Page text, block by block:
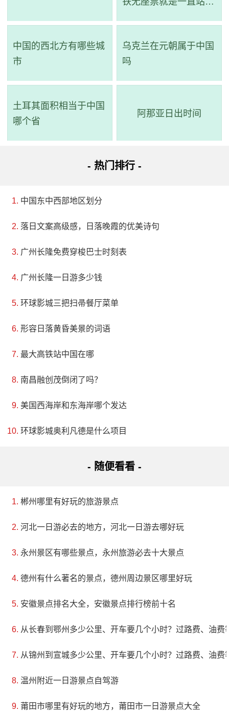
中国的西北方有哪些城
市
乌克兰在元朝属于中国
吗
土耳其面积相当于中国
哪个省
阿那亚日出时间
- 热门排行 -
中国东中西部地区划分
落日文案高级感，日落晚霞的优美诗句
广州长隆免费穿梭巴士时刻表
广州长隆一日游多少钱
环球影城三把扫帚餐厅菜单
形容日落黄昏美景的词语
最大高铁站中国在哪
南昌融创茂倒闭了吗？
美国西海岸和东海岸哪个发达
环球影城奥利凡德是什么项目
- 随便看看 -
郴州哪里有好玩的旅游景点
河北一日游必去的地方，河北一日游去哪好玩
永州景区有哪些景点，永州旅游必去十大景点
德州有什么著名的景点，德州周边景区哪里好玩
安徽景点排名大全，安徽景点排行榜前十名
从长春到鄂州多少公里、开车要几个小时？过路费、油费
从锦州到宣城多少公里、开车要几个小时？过路费、油费
温州附近一日游景点自驾游
莆田市哪里有好玩的地方，莆田市一日游景点大全